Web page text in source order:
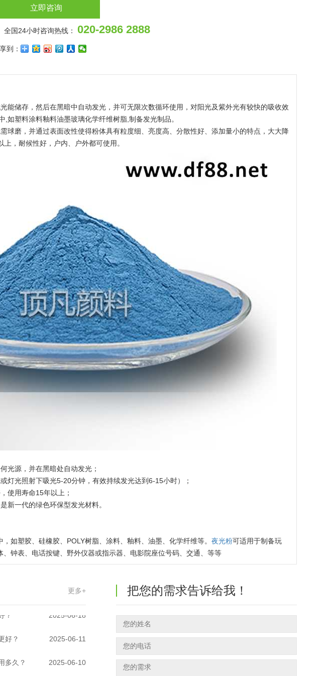
立即咨询
全国24小时咨询热线：020-2986 2888
到：
能储存，然后在黑暗中自动发光，并可无限次数循环使用，对阳光及紫外光有较快的吸收效
如塑料涂料釉料油墨玻璃化学纤维树脂,制备发光制品。
球磨，并通过表面改性使得粉体具有粒度细、亮度高、分散性好、添加量小的特点，大大降
上，耐候性好，户内、户外都可使用。
光源，并在黑暗处自动发光；
灯光照射下吸光5-20分钟，有效持续发光达到6-15小时）；
使用寿命15年以上；
新一代的绿色环保型发光材料。
如塑胶、硅橡胶、POLY树脂、涂料、釉料、油墨、化学纤维等。夜光粉可适用于制备玩
钟表、电话按键、野外仪器或指示器、电影院座位号码、交通、等等
更多+
这篇...
理？ 2025-07-11
？ 2025-06-18
把您的需求告诉给我！